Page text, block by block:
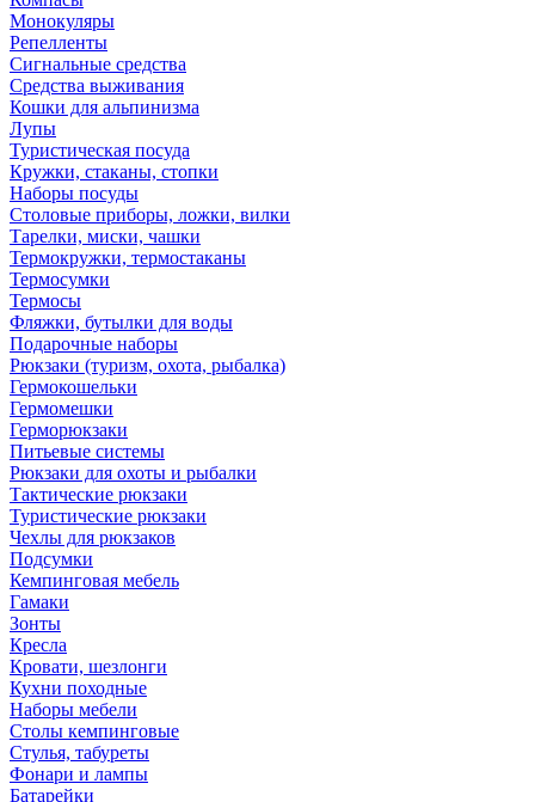
Монокуляры
Репелленты
Сигнальные средства
Средства выживания
Кошки для альпинизма
Лупы
Туристическая посуда
Кружки, стаканы, стопки
Наборы посуды
Столовые приборы, ложки, вилки
Тарелки, миски, чашки
Термокружки, термостаканы
Термосумки
Термосы
Фляжки, бутылки для воды
Подарочные наборы
Рюкзаки (туризм, охота, рыбалка)
Гермокошельки
Гермомешки
Герморюкзаки
Питьевые системы
Рюкзаки для охоты и рыбалки
Тактические рюкзаки
Туристические рюкзаки
Чехлы для рюкзаков
Подсумки
Кемпинговая мебель
Гамаки
Зонты
Кресла
Кровати, шезлонги
Кухни походные
Наборы мебели
Столы кемпинговые
Стулья, табуреты
Фонари и лампы
Батарейки